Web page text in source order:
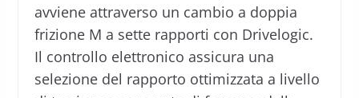
avviene attraverso un cambio a doppia
frizione M a sette rapporti con Drivelogic.
Il controllo elettronico assicura una
selezione del rapporto ottimizzata a livello